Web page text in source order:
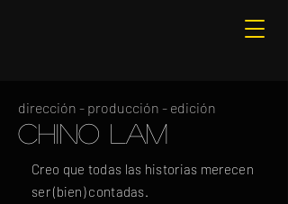
dirección - producción - edición
chino lam
Creo que todas las historias merecen
ser (bien) contadas.